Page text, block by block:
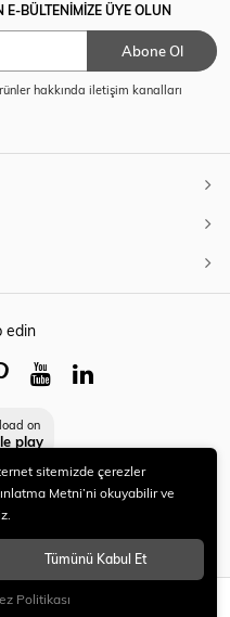
BÜLTENİMİZE ÜYE OLUN
Abone Ol
hakkında iletişim kanalları
edin
on
play
hakları saklıdır.
sitemizde çerezler
Metni’ni okuyabilir ve
Tümünü Kabul Et
Politikası